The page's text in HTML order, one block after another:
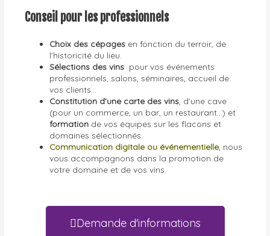
Conseil pour les professionnels
Choix des cépages en fonction du terroir, de
l’historicité du lieu.
Sélections des vins pour vos événements
professionnels, salons, séminaires, accueil de
vos clients…
Constitution d’une carte des vins , d’une cave
(pour un commerce, un bar, un restaurant…) et
formation de vos équipes sur les flacons et
domaines sélectionnés.
Communication digitale ou événementielle , nous
vous accompagnons dans la promotion de
votre domaine et de vos vins.
Demande d'informations